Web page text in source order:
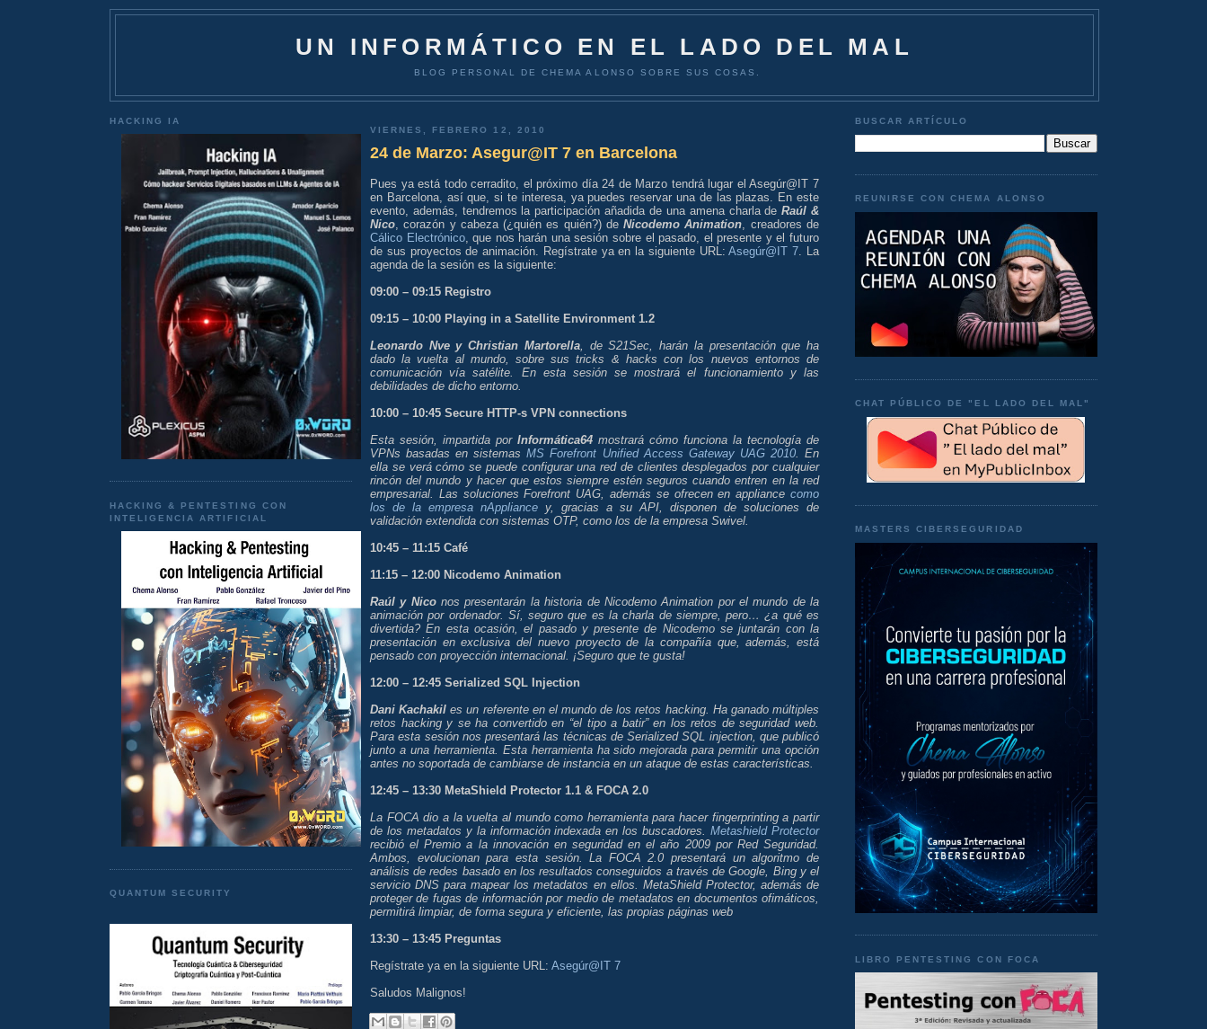
UN INFORMÁTICO EN EL LADO DEL MAL
BLOG PERSONAL DE CHEMA ALONSO SOBRE SUS COSAS.
HACKING IA
HACKING & PENTESTING CON
INTELIGENCIA ARTIFICIAL
QUANTUM SECURITY
VIERNES, FEBRERO 12, 2010
24 de Marzo: Asegur@IT 7 en Barcelona
Pues ya está todo cerradito, el próximo día 24 de Marzo tendrá lugar el Asegúr@IT 7
en Barcelona, así que, si te interesa, ya puedes reservar una de las plazas. En este
evento, además, tendremos la participación añadida de una amena charla deRaúl &
Nico , corazón y cabeza (¿quién es quién?) deNicodemo Animation , creadores de
Cálico Electrónico, que nos harán una sesión sobre el pasado, el presente y el futuro
de sus proyectos de animación. Regístrate ya en la siguiente URL:Asegúr@IT 7 . La
agenda de la sesión es la siguiente:
09:00 – 09:15 Registro
09:15 – 10:00 Playing in a Satellite Environment 1.2
Leonardo Nve y Christian Martorella, de S21Sec, harán la presentación que ha
dado la vuelta al mundo, sobre sus tricks & hacks con los nuevos entornos de
comunicación vía satélite. En esta sesión se mostrará el funcionamiento y las
debilidades de dicho entorno.
10:00 – 10:45 Secure HTTP-s VPN connections
Esta sesión, impartida por Informática64 mostrará cómo funciona la tecnología de
VPNs basadas en sistemasMS Forefront Unified Access Gateway UAG 2010. En
ella se verá cómo se puede configurar una red de clientes desplegados por cualquier
rincón del mundo y hacer que estos siempre estén seguros cuando entren en la red
empresarial. Las soluciones Forefront UAG, además se ofrecen en appliance como
los de la empresa nAppliance y, gracias a su API, disponen de soluciones de
validación extendida con sistemas OTP, como los de la empresa Swivel.
10:45 – 11:15 Café
11:15 – 12:00 Nicodemo Animation
Raúl y Niconos presentarán la historia de Nicodemo Animation por el mundo de la
animación por ordenador. Sí, seguro que es la charla de siempre, pero… ¿a qué es
divertida? En esta ocasión, el pasado y presente de Nicodemo se juntarán con la
presentación en exclusiva del nuevo proyecto de la compañía que, además, está
pensado con proyección internacional. ¡Seguro que te gusta!
12:00 – 12:45 Serialized SQL Injection
Dani Kachakiles un referente en el mundo de los retos hacking. Ha ganado múltiples
retos hacking y se ha convertido en “el tipo a batir” en los retos de seguridad web.
Para esta sesión nos presentará las técnicas de Serialized SQL injection, que publicó
junto a una herramienta. Esta herramienta ha sido mejorada para permitir una opción
antes no soportada de cambiarse de instancia en un ataque de estas características.
12:45 – 13:30 MetaShield Protector 1.1 & FOCA 2.0
La FOCA dio a la vuelta al mundo como herramienta para hacer fingerprinting a partir
de los metadatos y la información indexada en los buscadores.Metashield Protector
recibió el Premio a la innovación en seguridad en el año 2009 por Red Seguridad.
Ambos, evolucionan para esta sesión. La FOCA 2.0 presentará un algoritmo de
análisis de redes basado en los resultados conseguidos a través de Google, Bing y el
servicio DNS para mapear los metadatos en ellos. MetaShield Protector, además de
proteger de fugas de información por medio de metadatos en documentos ofimáticos,
permitirá limpiar, de forma segura y eficiente, las propias páginas web
13:30 – 13:45 Preguntas
Regístrate ya en la siguiente URL: Asegúr@IT 7
Saludos Malignos!
BUSCAR ARTÍCULO
REUNIRSE CON CHEMA ALONSO
CHAT PÚBLICO DE "EL LADO DEL MAL"
MASTERS CIBERSEGURIDAD
LIBRO PENTESTING CON FOCA